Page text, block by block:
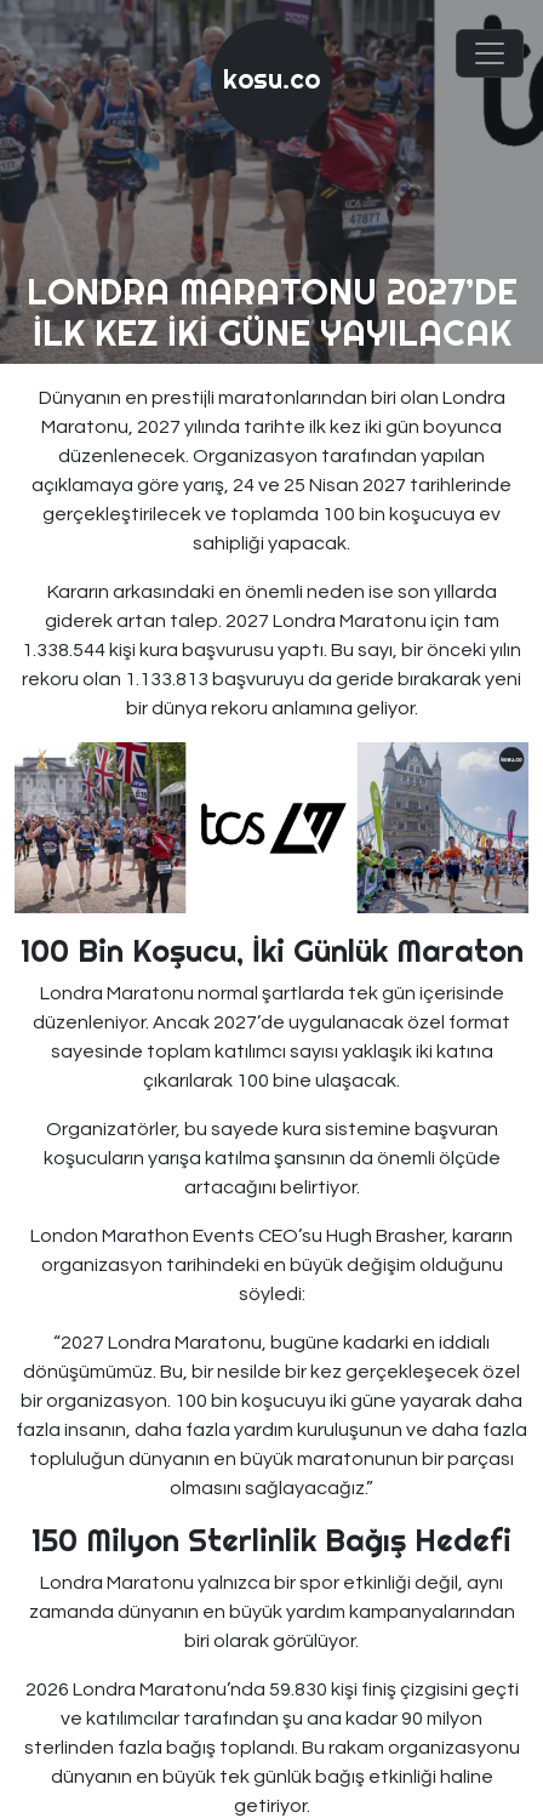
kosu.co
LONDRA MARATONU 2027’DE
İLK KEZ İKI GÜNE YAYILACAK
Dünyanın en prestijli maratonlarından biri olan Londra
Maratonu, 2027 yılında tarihte ilk kez iki gün boyunca
düzenlenecek. Organizasyon tarafından yapılan
açıklamaya göre yarış, 24 ve 25 Nisan 2027 tarihlerinde
gerçekleştirilecek ve toplamda 100 bin koşucuya ev
sahipliği yapacak.
Kararın arkasındaki en önemli neden ise son yıllarda
giderek artan talep. 2027 Londra Maratonu için tam
1.338.544 kişi kura başvurusu yaptı. Bu sayı, bir önceki yılın
rekoru olan 1.133.813 başvuruyu da geride bırakarak yeni
bir dünya rekoru anlamına geliyor.
100 Bin Koşucu, İki Günlük Maraton
Londra Maratonu normal şartlarda tek gün içerisinde
düzenleniyor. Ancak 2027’de uygulanacak özel format
sayesinde toplam katılımcı sayısı yaklaşık iki katına
çıkarılarak 100 bine ulaşacak.
Organizatörler, bu sayede kura sistemine başvuran
koşucuların yarışa katılma şansının da önemli ölçüde
artacağını belirtiyor.
London Marathon Events CEO’su Hugh Brasher, kararın
organizasyon tarihindeki en büyük değişim olduğunu
söyledi:
“2027 Londra Maratonu, bugüne kadarki en iddialı
dönüşümümüz. Bu, bir nesilde bir kez gerçekleşecek özel
bir organizasyon. 100 bin koşucuyu iki güne yayarak daha
fazla insanın, daha fazla yardım kuruluşunun ve daha fazla
topluluğun dünyanın en büyük maratonunun bir parçası
olmasını sağlayacağız.”
150 Milyon Sterlinlik Bağış Hedefi
Londra Maratonu yalnızca bir spor etkinliği değil, aynı
zamanda dünyanın en büyük yardım kampanyalarından
biri olarak görülüyor.
2026 Londra Maratonu’nda 59.830 kişi finiş çizgisini geçti
ve katılımcılar tarafından şu ana kadar 90 milyon
sterlinden fazla bağış toplandı. Bu rakam organizasyonu
dünyanın en büyük tek günlük bağış etkinliği haline
getiriyor.